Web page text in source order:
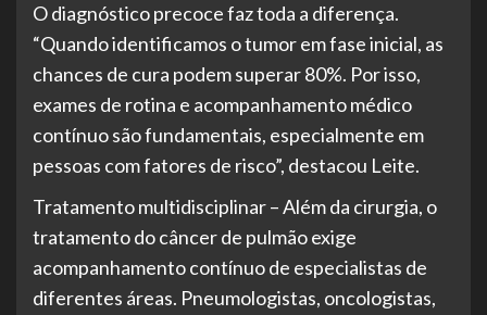
O diagnóstico precoce faz toda a diferença.
“Quando identificamos o tumor em fase inicial, as
chances de cura podem superar 80%. Por isso,
exames de rotina e acompanhamento médico
contínuo são fundamentais, especialmente em
pessoas com fatores de risco”, destacou Leite.
Tratamento multidisciplinar – Além da cirurgia, o
tratamento do câncer de pulmão exige
acompanhamento contínuo de especialistas de
diferentes áreas. Pneumologistas, oncologistas,